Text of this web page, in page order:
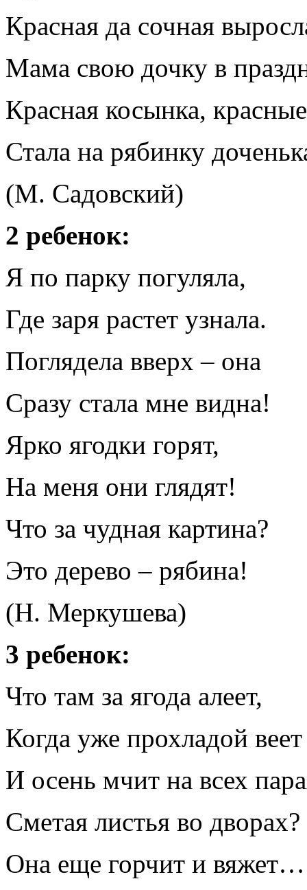
Красная да сочная
Мама свою дочку в
Красная косынка,
Стала на рябинку
(М. Садовский)
2 ребенок:
Я по парку погуляла,
Где заря растет узнала.
Поглядела вверх – она
Сразу стала мне видна!
Ярко ягодки горят,
На меня они глядят!
Что за чудная картина?
Это дерево – рябина!
(Н. Меркушева)
3 ребенок:
Что там за ягода алеет,
Когда уже прохладой веет
И осень мчит на всех
Сметая листья во дворах?
Она еще горчит и вяжет…